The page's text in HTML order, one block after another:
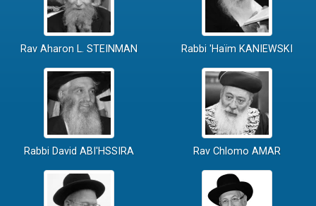
Rav Aharon L. STEINMAN Rabbi 'Haïm KANIEWSKI
Rabbi David ABI'HSSIRA Rav Chlomo AMAR